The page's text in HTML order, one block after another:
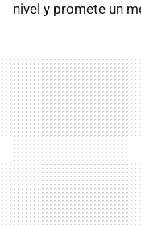
nivel y promete un